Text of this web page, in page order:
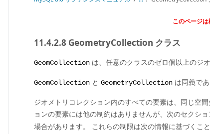
このページは
11.4.2.8 GeometryCollection クラス
GeomCollection は、任意のクラスのゼロ個以上のジ
GeomCollection と GeometryCollection は同義であ
ジオメトリコレクション内のすべての要素は、同じ空
ョンの要素には他の制約はありませんが、次のセクシ
場合があります。 これらの制限は次の情報に基づくこと